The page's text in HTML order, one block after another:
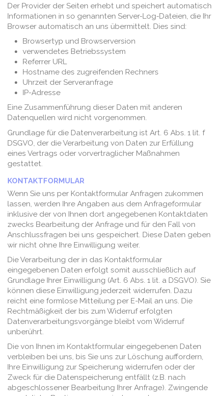
Der Provider der Seiten erhebt und speichert automatisch
Informationen in so genannten Server-Log-Dateien, die Ihr
Browser automatisch an uns übermittelt. Dies sind:
Browsertyp und Browserversion
verwendetes Betriebssystem
Referrer URL
Hostname des zugreifenden Rechners
Uhrzeit der Serveranfrage
IP-Adresse
Eine Zusammenführung dieser Daten mit anderen
Datenquellen wird nicht vorgenommen.
Grundlage für die Datenverarbeitung ist Art. 6 Abs. 1 lit. f
DSGVO, der die Verarbeitung von Daten zur Erfüllung
eines Vertrags oder vorvertraglicher Maßnahmen
gestattet.
KONTAKTFORMULAR
Wenn Sie uns per Kontaktformular Anfragen zukommen
lassen, werden Ihre Angaben aus dem Anfrageformular
inklusive der von Ihnen dort angegebenen Kontaktdaten
zwecks Bearbeitung der Anfrage und für den Fall von
Anschlussfragen bei uns gespeichert. Diese Daten geben
wir nicht ohne Ihre Einwilligung weiter.
Die Verarbeitung der in das Kontaktformular
eingegebenen Daten erfolgt somit ausschließlich auf
Grundlage Ihrer Einwilligung (Art. 6 Abs. 1 lit. a DSGVO). Sie
können diese Einwilligung jederzeit widerrufen. Dazu
reicht eine formlose Mitteilung per E-Mail an uns. Die
Rechtmäßigkeit der bis zum Widerruf erfolgten
Datenverarbeitungsvorgänge bleibt vom Widerruf
unberührt.
Die von Ihnen im Kontaktformular eingegebenen Daten
verbleiben bei uns, bis Sie uns zur Löschung auffordern,
Ihre Einwilligung zur Speicherung widerrufen oder der
Zweck für die Datenspeicherung entfällt (z.B. nach
abgeschlossener Bearbeitung Ihrer Anfrage). Zwingende